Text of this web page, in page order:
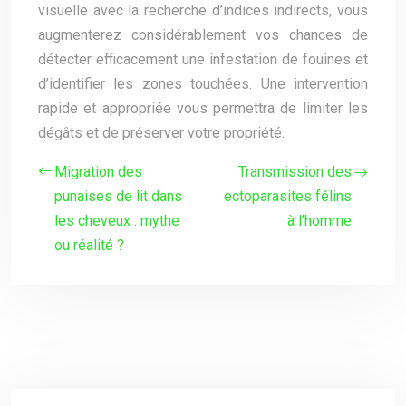
visuelle avec la recherche d’indices indirects, vous
augmenterez considérablement vos chances de
détecter efficacement une infestation de fouines et
d’identifier les zones touchées. Une intervention
rapide et appropriée vous permettra de limiter les
dégâts et de préserver votre propriété.
Migration des
punaises de lit dans
les cheveux : mythe
ou réalité ?
Transmission des
ectoparasites félins
à l’homme